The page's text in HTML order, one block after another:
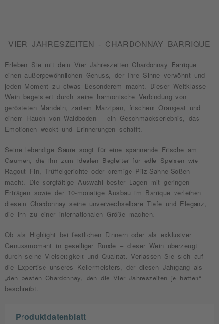
VIER JAHRESZEITEN - CHARDONNAY BARRIQUE
Erleben Sie mit dem Vier Jahreszeiten Chardonnay Barrique
einen außergewöhnlichen Genuss, der Ihre Sinne verwöhnt und
jeden Moment zu etwas Besonderem macht. Dieser Weltklasse-
Wein begeistert durch seine harmonische Verbindung von
gerösteten Mandeln, zartem Marzipan, frischem Orangeat und
einem Hauch von Waldboden – ein Geschmackserlebnis, das
Emotionen weckt und Erinnerungen schafft.
Seine lebendige Säure sorgt für eine spannende Frische am
Gaumen, die ihn zum idealen Begleiter für edle Speisen wie
Ragout Fin, Trüffelgerichte oder cremige Pilz-Sahne-Soßen
macht. Die sorgfältige Auswahl bester Lagen mit geringen
Erträgen sowie der 10-monatige Ausbau im Barrique verleihen
diesem Chardonnay seine unverwechselbare Tiefe und Eleganz,
die ihn zu einer internationalen Größe machen.
Ob als Highlight bei festlichen Dinnern oder als exklusiver
Genussmoment in geselliger Runde – dieser Wein überzeugt
durch seine Vielseitigkeit und Qualität. Verlassen Sie sich auf
die Expertise unseres Kellermeisters, der diesen Jahrgang als
„den besten Chardonnay, den die Vier Jahreszeiten je hatten“
beschreibt.
Produktdatenblatt